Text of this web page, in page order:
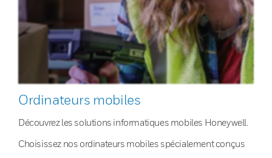
Ordinateurs mobiles
Découvrez les solutions informatiques mobiles Honeywell.
Choisissez nos ordinateurs mobiles spécialement conçus